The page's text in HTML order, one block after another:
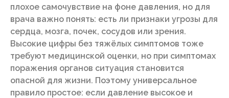
плохое самочувствие на фоне давления, но для
врача важно понять: есть ли признаки угрозы для
сердца, мозга, почек, сосудов или зрения.
Высокие цифры без тяжёлых симптомов тоже
требуют медицинской оценки, но при симптомах
поражения органов ситуация становится
опасной для жизни. Поэтому универсальное
правило простое: если давление высокое и